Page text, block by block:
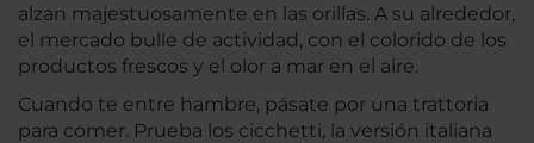
alzan majestuosamente en las orillas. A su alrededor,
el mercado bulle de actividad, con el colorido de los
productos frescos y el olor a mar en el aire.
Cuando te entre hambre, pásate por una trattoria
para comer. Prueba los cicchetti, la versión italiana